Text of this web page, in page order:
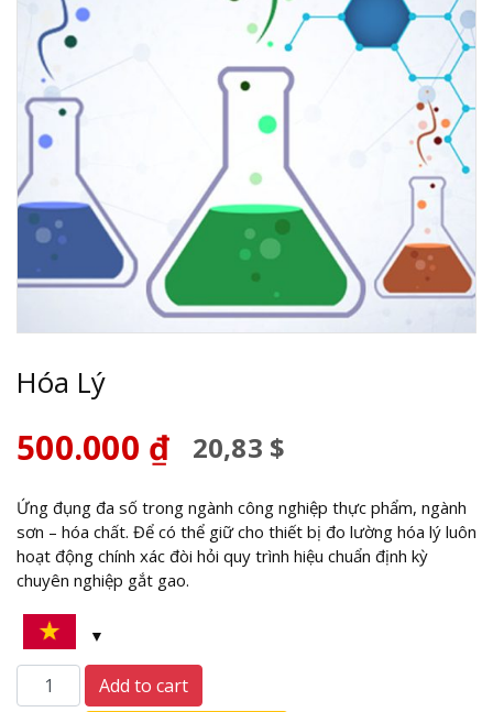
Hóa Lý
500.000 ₫ 20,83 $
Ứng đụng đa số trong ngành công nghiệp thực phẩm, ngành
sơn – hóa chất. Để có thể giữ cho thiết bị đo lường hóa lý luôn
hoạt động chính xác đòi hỏi quy trình hiệu chuẩn định kỳ
chuyên nghiệp gắt gao.
Hóa
Lý
Add to cart